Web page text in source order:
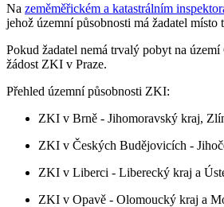
Na zeměměřickém a katastrálním
jehož územní působnosti má žadatel místo
Pokud žadatel nemá trvalý pobyt na
žádost ZKI v Praze.
Přehled územní působnosti ZKI:
ZKI v Brně - Jihomoravský kraj,
ZKI v Českých Budějovicích -
ZKI v Liberci - Liberecký kraj a
ZKI v Opavě - Olomoucký kraj a